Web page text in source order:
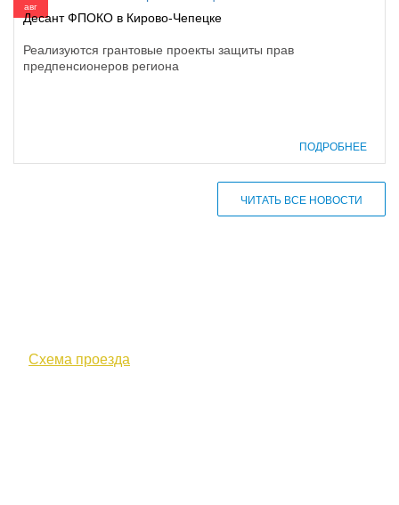
авг
Десант ФПОКО в Кирово-Чепецке
Реализуются грантовые проекты защиты прав
предпенсионеров региона
ПОДРОБНЕЕ
ЧИТАТЬ ВСЕ НОВОСТИ
Схема проезда